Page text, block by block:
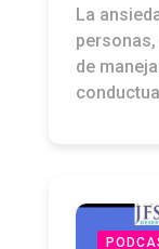
La
de